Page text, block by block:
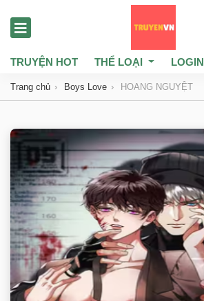
TRUYỆN HOT THỂ LOẠI LOGIN
Trang chủ Boys Love HOANG NGUYỆT